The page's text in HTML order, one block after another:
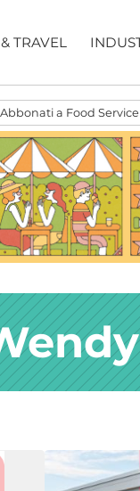
TRAVEL
Abbonati a Food Service